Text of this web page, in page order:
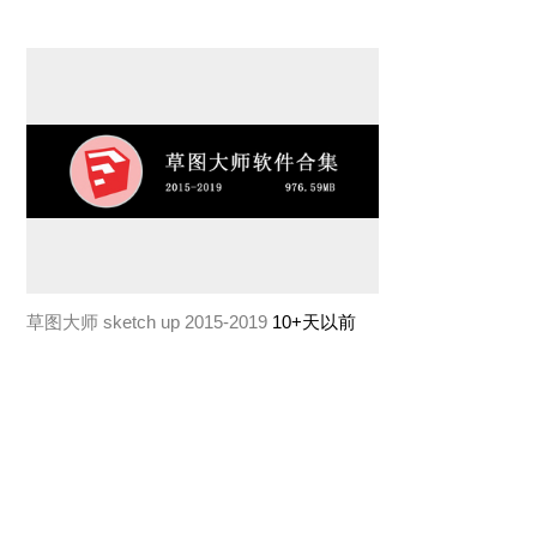
草图大师 sketch up 2015-2019 10+天以前